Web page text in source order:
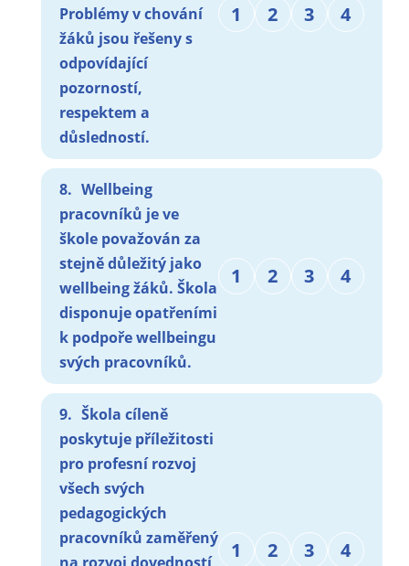
Problémy v chování
žáků jsou řešeny s
odpovídající
pozorností,
respektem a
důsledností.
1 2 3 4
8. Wellbeing
pracovníků je ve
škole považován za
stejně důležitý jako
wellbeing žáků. Škola
disponuje opatřeními
k podpoře wellbeingu
svých pracovníků.
1 2 3 4
9. Škola cíleně
poskytuje příležitosti
pro profesní rozvoj
všech svých
pedagogických
pracovníků zaměřený
1 2 3 4